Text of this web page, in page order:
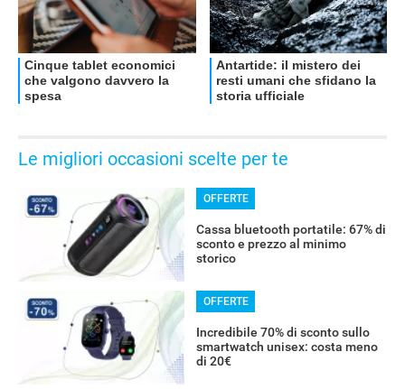
Le migliori occasioni scelte per te
OFFERTE
Cassa bluetooth portatile: 67% di
sconto e prezzo al minimo
storico
OFFERTE
Incredibile 70% di sconto sullo
smartwatch unisex: costa meno
di 20€